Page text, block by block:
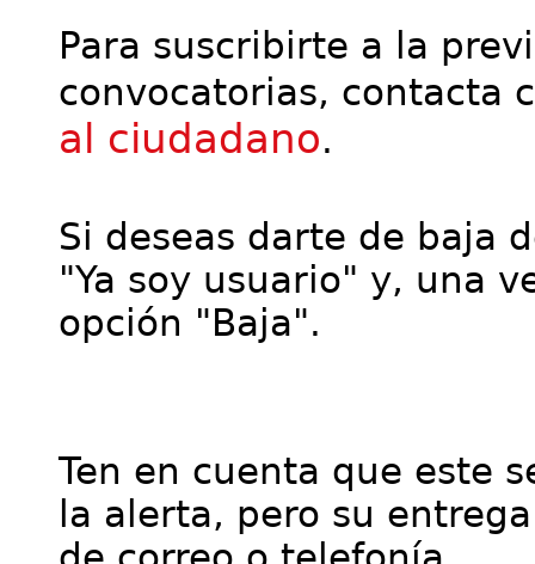
Para suscribirte a la
convocatorias, contacta
al ciudadano.
Si deseas darte de baja
"Ya soy usuario" y, una
opción "Baja".
Ten en cuenta que este
la alerta, pero su